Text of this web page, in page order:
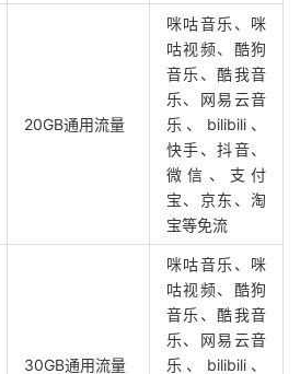
20GB通用流量
咪咕音乐、咪
咕视频、酷狗
音乐、酷我音
乐、网易云音
乐、bilibili、
快手、抖音、
微信、支付
宝、京东、淘
宝等免流
30GB通用流量
咪咕音乐、咪
咕视频、酷狗
音乐、酷我音
乐、网易云音
乐、bilibili、